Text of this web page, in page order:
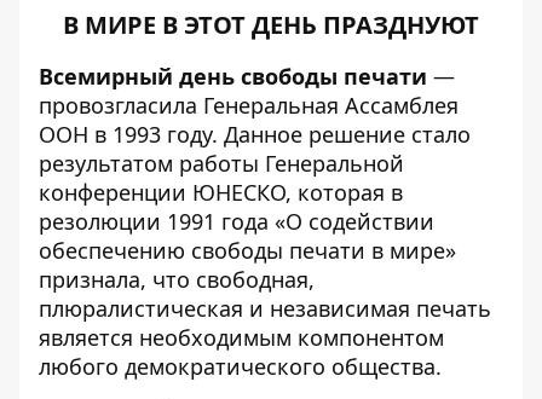
В МИРЕ В ЭТОТ ДЕНЬ ПРАЗДНУЮТ
Всемирный день свободы печати —
провозгласила Генеральная Ассамблея
ООН в 1993 году. Данное решение стало
результатом работы Генеральной
конференции ЮНЕСКО, которая в
резолюции 1991 года «О содействии
обеспечению свободы печати в мире»
признала, что свободная,
плюралистическая и независимая печать
является необходимым компонентом
любого демократического общества.